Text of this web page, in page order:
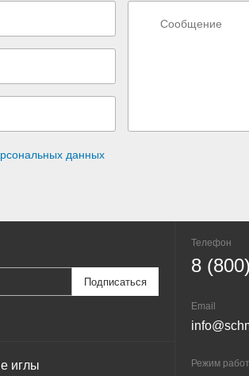
данных
иглы
Телефон
8
Email
Режим